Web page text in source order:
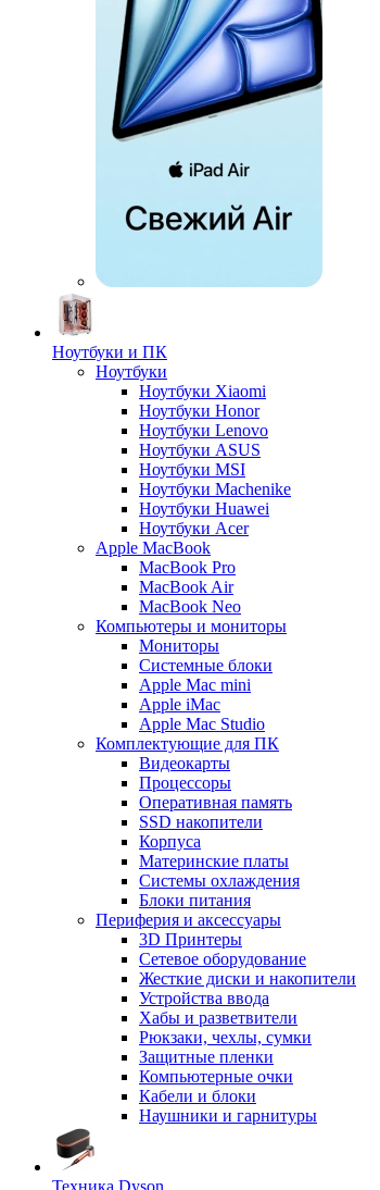
Ноутбуки и ПК
Ноутбуки
Ноутбуки Xiaomi
Ноутбуки Honor
Ноутбуки Lenovo
Ноутбуки ASUS
Ноутбуки MSI
Ноутбуки Machenike
Ноутбуки Huawei
Ноутбуки Acer
Apple MacBook
MacBook Pro
MacBook Air
MacBook Neo
Компьютеры и мониторы
Мониторы
Системные блоки
Apple Mac mini
Apple iMac
Apple Mac Studio
Комплектующие для ПК
Видеокарты
Процессоры
Оперативная память
SSD накопители
Корпуса
Материнские платы
Системы охлаждения
Блоки питания
Периферия и аксессуары
3D Принтеры
Сетевое оборудование
Жесткие диски и накопители
Устройства ввода
Хабы и разветвители
Рюкзаки, чехлы, сумки
Защитные пленки
Компьютерные очки
Кабели и блоки
Наушники и гарнитуры
Техника Dyson